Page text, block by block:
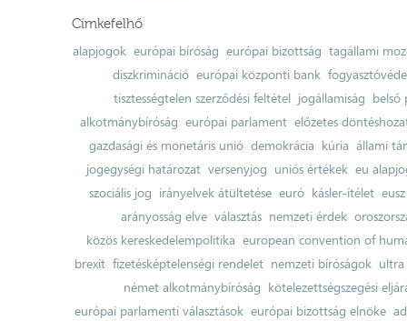
Címkefelhő
alapjogok európai bíróság európai bizottság tagállami
diszkrimináció európai központi bank
tisztességtelen szerződési feltétel jogállamiság belső
alkotmánybíróság európai parlament előzetes
gazdasági és monetáris unió demokrácia kúria állami
jogegységi határozat versenyjog uniós értékek eu
szociális jog irányelvek átültetése euró kásler-ítélet
arányosság elve választás nemzeti érdek
közös kereskedelempolitika european convention of
brexit fizetésképtelenségi rendelet nemzeti bíróságok ultra
német alkotmánybíróság kötelezettségszegési
európai parlamenti választások európai bizottság elnöke